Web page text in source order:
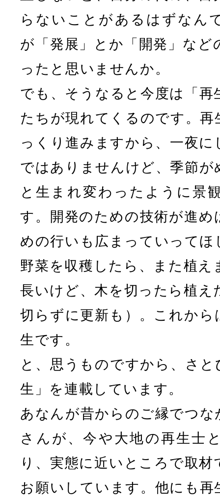
らないことがあるはずなん
が「発展」とか「開発」な
ったと思いませんか。
でも、そうなると今度は「
たちが現れてくるのです。
っくり進みますから、一夜
ではありませんけど、季節
と生まれ変わったように景
す。開発のための技術が進め
めの行いも広まっていってほ
野菜を収穫したら、また植
長いけど、木を切ったら植え
切らずに更新も）。これから
生です。
と、思うものですから、さ
生」を連載しています。
あなんが昔からのご縁でつ
さんが、今や大地の再生士
り、実態に近いところで取
お願いしています。他にも